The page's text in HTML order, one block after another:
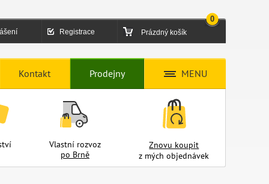
Registrace Prázdný košík
0
Kontakt Prodejny MENU
Vlastní rozvoz
po Brně
Znovu koupit
z mých objednávek